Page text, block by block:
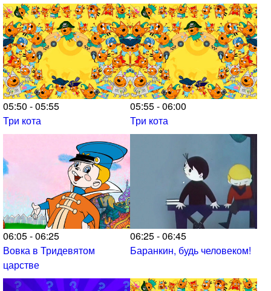
05:50 - 05:55
Три кота
05:55 - 06:00
Три кота
06:05 - 06:25
Вовка в Тридевятом
царстве
06:25 - 06:45
Баранкин, будь человеком!